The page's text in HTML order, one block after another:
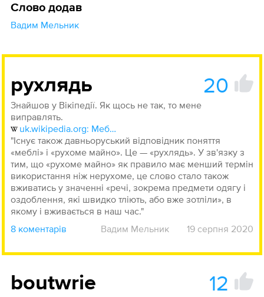
Слово додав
Вадим Мельник
рухлядь 20
Знайшов у Вікіпедії. Як щось не так, то мене
виправлять.
uk.wikipedia.org: Меблі
"Існує також давньоруський відповідник поняття
«меблі» і «рухоме майно». Це — «рухлядь». У зв'язку з
тим, що «рухоме майно» як правило має менший термін
використання ніж нерухоме, це слово стало також
вживатись у значенні «речі, зокрема предмети одягу і
оздоблення, які швидко тліють, або вже зотліли», в
якому і вживається в наш час."
8 коментарів
Вадим Мельник 19 серпня 2020
boutwrie 12